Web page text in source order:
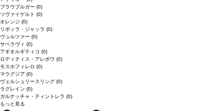
ブラウブルガー (0)
ツヴァイゲルト (0)
オレンジ (0)
リボッラ・ジャッラ (0)
ヴュルツァー (0)
サペラヴィ (0)
アギオルギティコ (0)
ロディティス・アレポウ (0)
モスホフィレロ (0)
マラグジア (0)
ヴェルシュリースリング (0)
ラグレイン (0)
ガルナッチャ・ティントレラ (0)
もっと見る